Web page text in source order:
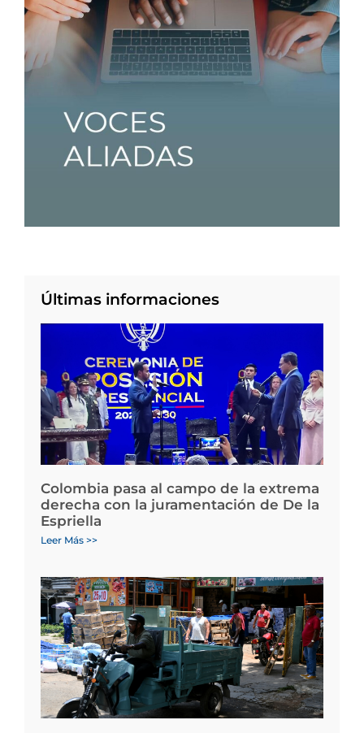
Últimas informaciones
Colombia pasa al campo de la extrema
derecha con la juramentación de De la
Espriella
Leer Más >>